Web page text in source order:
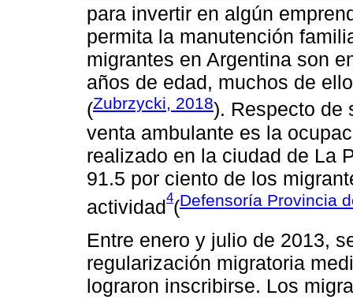
para invertir en algún
permita la manutención
migrantes en Argentina son
años de edad, muchos de
(Zubrzycki, 2018). Respecto de
venta ambulante es la
realizado en la ciudad de La
91.5 por ciento de los
actividad4(Defensoría Provincia
Entre enero y julio de 2013,
regularización migratoria
lograron inscribirse. Los